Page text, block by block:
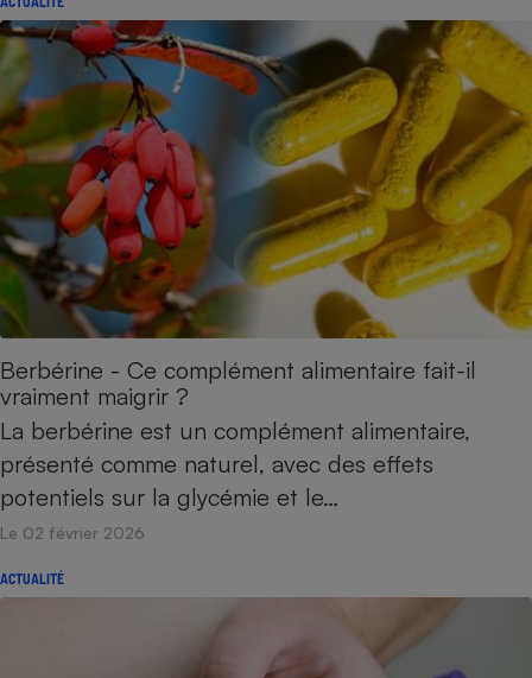
Berbérine - Ce complément alimentaire fait-il
vraiment maigrir ?
La berbérine est un complément alimentaire,
présenté comme naturel, avec des effets
potentiels sur la glycémie et le…
Le 02 février 2026
ACTUALITÉ